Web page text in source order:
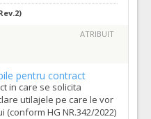
ATRIBUIT
pentru contract
in care se solicita
utilajele pe care le vor
HG NR.342/2022)